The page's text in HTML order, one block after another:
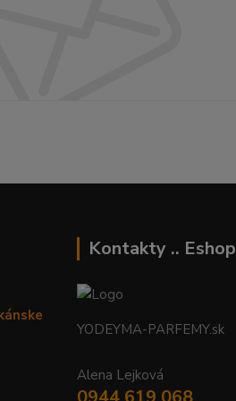
Kontakty .. Eshop
YODEYMA-PARFEMY.sk
Alena Lejková